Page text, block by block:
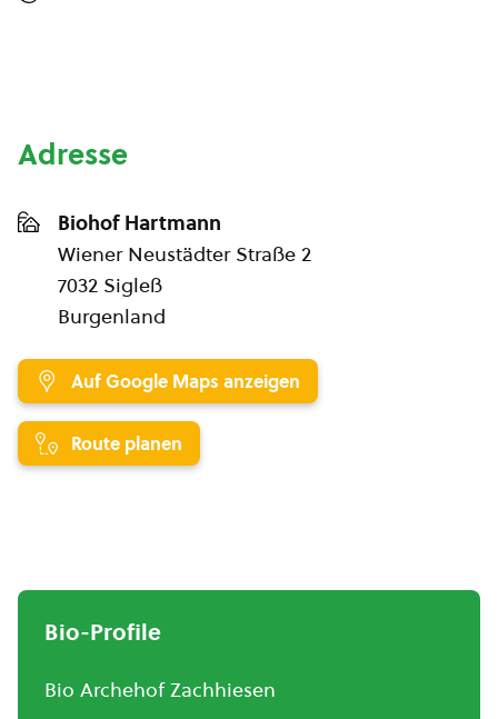
Adresse
Biohof Hartmann
Wiener Neustädter Straße 2
7032 Sigleß
Burgenland
Auf Google Maps anzeigen
Route planen
Bio-Profile
Bio Archehof Zachhiesen